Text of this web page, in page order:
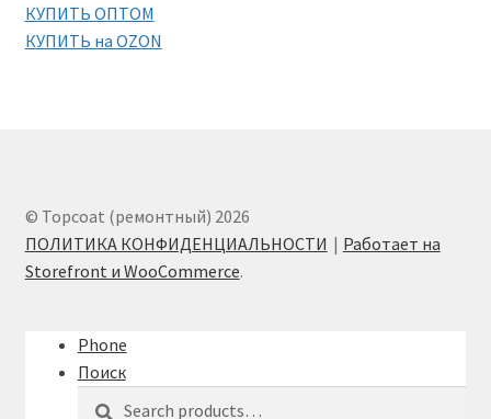
КУПИТЬ ОПТОМ
КУПИТЬ на OZON
© Topcoat (ремонтный) 2026
ПОЛИТИКА КОНФИДЕНЦИАЛЬНОСТИ
Работает на
Storefront и WooCommerce.
Phone
Поиск
Search
Search